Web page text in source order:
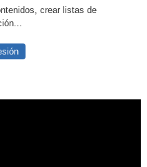
crear listas de